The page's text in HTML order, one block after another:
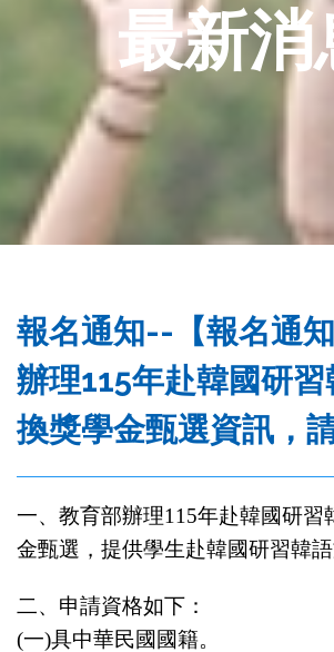
最新消
報名通知--【報名通
辦理115年赴韓國研
換獎學金甄選資訊，請
一、教育部辦理115年赴韓國研習
金甄選，提供學生赴韓國研習韓語
二、申請資格如下：
(一)具中華民國國籍。